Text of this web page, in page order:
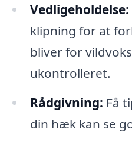
Vedligeholdelse:
klipning for at
bliver for
ukontrolleret.
Rådgivning: Få
din hæk kan se